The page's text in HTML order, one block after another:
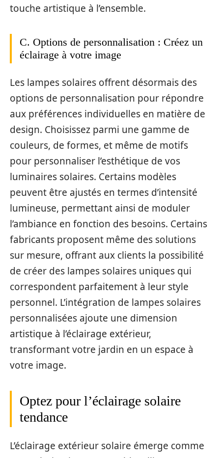
touche artistique à l’ensemble.
C. Options de personnalisation : Créez un
éclairage à votre image
Les lampes solaires offrent désormais des
options de personnalisation pour répondre
aux préférences individuelles en matière de
design. Choisissez parmi une gamme de
couleurs, de formes, et même de motifs
pour personnaliser l’esthétique de vos
luminaires solaires. Certains modèles
peuvent être ajustés en termes d’intensité
lumineuse, permettant ainsi de moduler
l’ambiance en fonction des besoins. Certains
fabricants proposent même des solutions
sur mesure, offrant aux clients la possibilité
de créer des lampes solaires uniques qui
correspondent parfaitement à leur style
personnel. L’intégration de lampes solaires
personnalisées ajoute une dimension
artistique à l’éclairage extérieur,
transformant votre jardin en un espace à
votre image.
Optez pour l’éclairage solaire
tendance
L’éclairage extérieur solaire émerge comme